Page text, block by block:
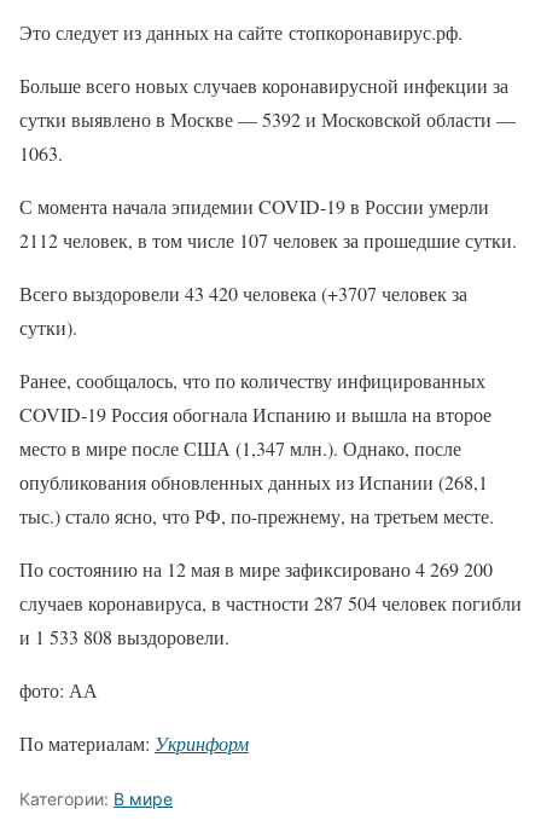
Это следует из данных на сайте стопкоронавирус.рф.
Больше всего новых случаев коронавирусной инфекции за
сутки выявлено в Москве — 5392 и Московской области —
1063.
С момента начала эпидемии COVID-19 в России умерли
2112 человек, в том числе 107 человек за прошедшие сутки.
Всего выздоровели 43 420 человека (+3707 человек за
сутки).
Ранее, сообщалось, что по количеству инфицированных
COVID-19 Россия обогнала Испанию и вышла на второе
место в мире после США (1,347 млн.). Однако, после
опубликования обновленных данных из Испании (268,1
тыс.) стало ясно, что РФ, по-прежнему, на третьем месте.
По состоянию на 12 мая в мире зафиксировано 4 269 200
случаев коронавируса, в частности 287 504 человек погибли
и 1 533 808 выздоровели.
фото: АА
По материалам: Укринформ
Категории: В мире